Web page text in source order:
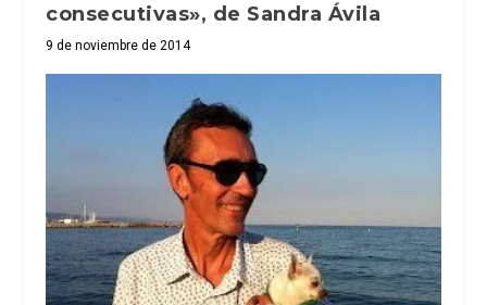
consecutivas», de Sandra Ávila
9 de noviembre de 2014